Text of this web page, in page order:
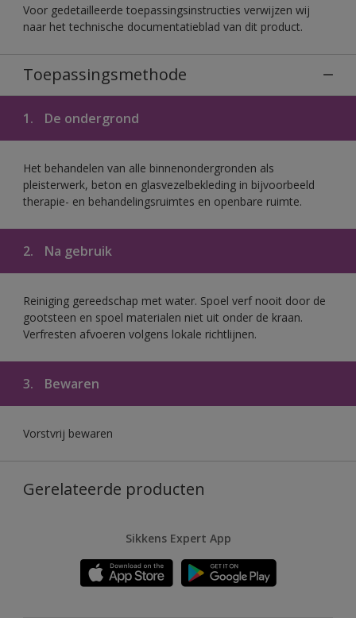
Voor gedetailleerde toepassingsinstructies verwijzen wij
naar het technische documentatieblad van dit product.
Toepassingsmethode
1. De ondergrond
Het behandelen van alle binnenondergronden als
pleisterwerk, beton en glasvezelbekleding in bijvoorbeeld
therapie- en behandelingsruimtes en openbare ruimte.
2. Na gebruik
Reiniging gereedschap met water. Spoel verf nooit door de
gootsteen en spoel materialen niet uit onder de kraan.
Verfresten afvoeren volgens lokale richtlijnen.
3. Bewaren
Vorstvrij bewaren
Gerelateerde producten
Sikkens Expert App